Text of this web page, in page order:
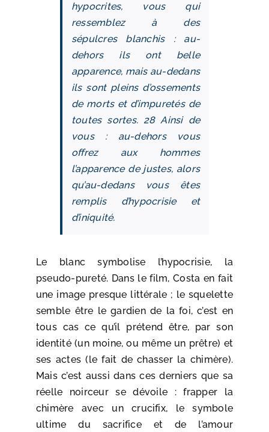
hypocrites, vous qui
ressemblez à des
sépulcres blanchis : au-
dehors ils ont belle
apparence, mais au-dedans
ils sont pleins d’ossements
de morts et d’impuretés de
toutes sortes. 28 Ainsi de
vous : au-dehors vous
offrez aux hommes
l’apparence de justes, alors
qu’au-dedans vous êtes
remplis d’hypocrisie et
d’iniquité.
Le blanc symbolise l’hypocrisie, la
pseudo-pureté. Dans le film, Costa en fait
une image presque littérale ; le squelette
semble être le gardien de la foi, c’est en
tous cas ce qu’il prétend être, par son
identité (un moine, ou même un prêtre) et
ses actes (le fait de chasser la chimère).
Mais c’est aussi dans ces derniers que sa
réelle noirceur se dévoile : frapper la
chimère avec un crucifix, le symbole
ultime du sacrifice et de l’amour